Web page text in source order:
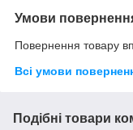
Умови
Повернення товару
Всі умови
Подібні товари